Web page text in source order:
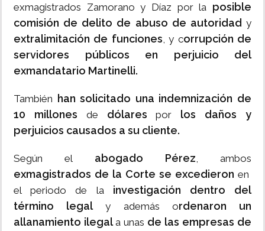
exmagistrados Zamorano y Díaz por la posible
comisión de delito de abuso de autoridad y
extralimitación de funciones, y corrupción de
servidores públicos en perjuicio del
exmandatario Martinelli.
También han solicitado una indemnización de
10 millones de dólares por los daños y
perjuicios causados a su cliente.
Según el abogado Pérez, ambos
exmagistrados de la Corte se excedieron en
el periodo de la investigación dentro del
término legaly además ordenaron un
allanamiento ilegala unas de las empresas de